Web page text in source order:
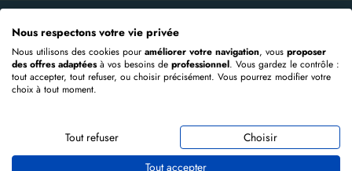
Informations
Mon Compte
DIAMANT EVOLUTION © 2026
Nous respectons votre vie privée
Nous utilisons des cookies pour améliorer votre navigation, vous proposer
des offres adaptéesà vos besoins de professionnel. Vous gardez le contrôle :
tout accepter, tout refuser, ou choisir précisément. Vous pourrez modifier votre
choix à tout moment.
Tout refuser
Choisir
Tout accepter